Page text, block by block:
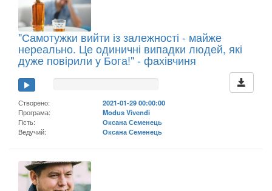
"Самотужки вийти із залежності - майже
нереально. Це одиничні випадки людей, які
дуже повірили у Бога!" - фахівчиня
Створено:
2021-01-29 00:00:00
Програма:
Modus Vivendi
Гість:
Оксана Семенець
Ведучий:
Оксана Семенець